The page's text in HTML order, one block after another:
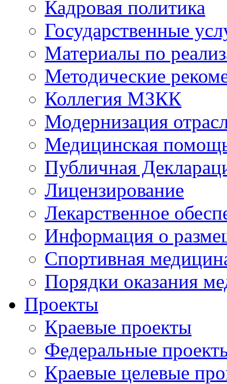
Кадровая политика
Государственные
Материалы по
Методические
Коллегия МЗКК
Модернизация
Медицинская
Публичная
Лицензирование
Лекарственное
Информация о
Спортивная
Порядки оказания
Проекты
Краевые проекты
Федеральные
Краевые целевые